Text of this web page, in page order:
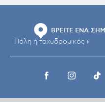
ΒΡΕΙΤΕ ΕΝΑ